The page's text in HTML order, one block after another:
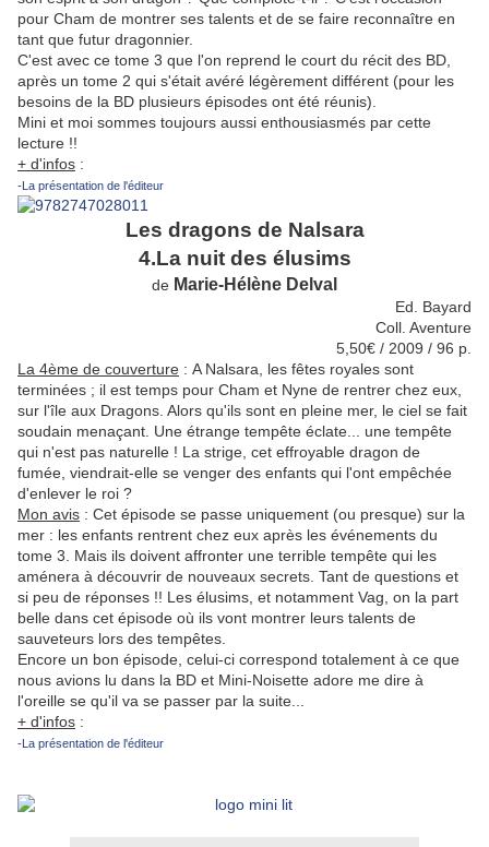
pour Cham de montrer ses talents et de se faire reconnaître en
tant que futur dragonnier.
C'est avec ce tome 3 que l'on reprend le court du récit des BD,
après un tome 2 qui s'était avéré légèrement différent (pour les
besoins de la BD plusieurs épisodes ont été réunis).
Mini et moi sommes toujours aussi enthousiasmés par cette
lecture !!
+ d'infos :
-La présentation de l'éditeur
Les dragons de Nalsara
4.La nuit des élusims
de Marie-Hélène Delval
Ed. Bayard
Coll. Aventure
5,50€ / 2009 / 96 p.
La 4ème de couverture : A Nalsara, les fêtes royales sont
terminées ; il est temps pour Cham et Nyne de rentrer chez eux,
sur l'île aux Dragons. Alors qu'ils sont en pleine mer, le ciel se fait
soudain menaçant. Une étrange tempête éclate... une tempête
qui n'est pas naturelle ! La strige, cet effroyable dragon de
fumée, viendrait-elle se venger des enfants qui l'ont empêchée
d'enlever le roi ?
Mon avis : Cet épisode se passe uniquement (ou presque) sur la
mer : les enfants rentrent chez eux après les événements du
tome 3. Mais ils doivent affronter une terrible tempête qui les
aménera à découvrir de nouveaux secrets. Tant de questions et
si peu de réponses !! Les élusims, et notamment Vag, on la part
belle dans cet épisode où ils vont montrer leurs talents de
sauveteurs lors des tempêtes.
Encore un bon épisode, celui-ci correspond totalement à ce que
nous avions lu dans la BD et Mini-Noisette adore me dire à
l'oreille se qu'il va se passer par la suite...
+ d'infos :
-La présentation de l'éditeur